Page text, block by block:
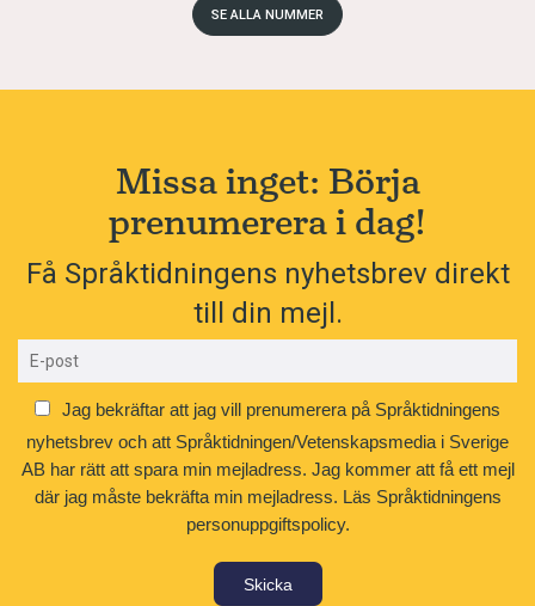
SE ALLA NUMMER
Missa inget: Börja
prenumerera i dag!
Få Språktidningens nyhetsbrev direkt
till din mejl.
Jag bekräftar att jag vill prenumerera på Språktidningens
nyhetsbrev och att Språktidningen/Vetenskapsmedia i Sverige
AB har rätt att spara min mejladress. Jag kommer att få ett mejl
där jag måste bekräfta min mejladress. Läs Språktidningens
personuppgiftspolicy.
Skicka